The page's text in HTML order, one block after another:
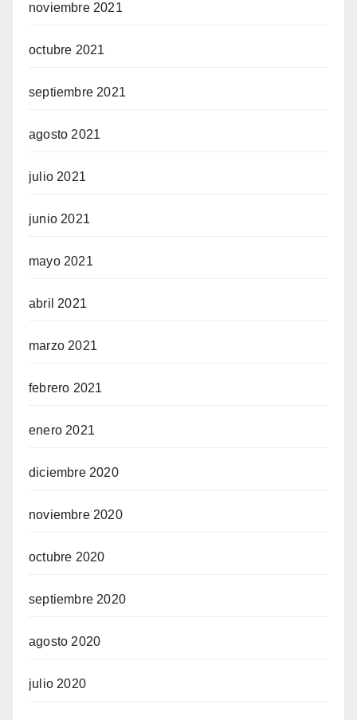
noviembre 2021
octubre 2021
septiembre 2021
agosto 2021
julio 2021
junio 2021
mayo 2021
abril 2021
marzo 2021
febrero 2021
enero 2021
diciembre 2020
noviembre 2020
octubre 2020
septiembre 2020
agosto 2020
julio 2020